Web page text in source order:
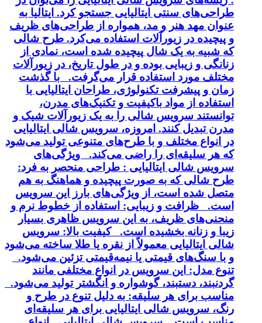
طراحی‌های سنتی ایتالیایی جستجو کرد. ایتالیا به
عنوان مهد هنر و مد، همواره از طراحی‌های ظریف
و پیچیده در زیورآلات استفاده می‌کرد. طرح شالی
که شبیه به یک شال پیچیده شده است، نمادی از
زنانگی و زیبایی بوده و در طول تاریخ، در زیورآلات
مختلف مورد استفاده قرار می‌گرفت. با گذشت
زمان و پیشرفت تکنولوژی، طراحان ایتالیایی با
استفاده از مواد باکیفیت و تکنیک‌های مدرن،
توانستند سرویس شالی را به یک زیورآلات شیک و
مدرن تبدیل کنند. امروزه، سرویس شالی ایتالیایی
در انواع مختلف و با طرح‌های متنوعی تولید می‌شود
که هر سلیقه‌ای را راضی می‌کند. ویژگی‌های
سرویس شالی ایتالیایی : طراحی منحصر به فرد:
طرح شالی که به صورت پیچیده و هماهنگ به هم
متصل شده است، از ویژگی‌های بارز این سرویس
است. ظرافت و زیبایی: استفاده از خطوط نرم و
منحنی‌های ظریف، به این سرویس ظاهری بسیار
زیبا و زنانه بخشیده است. کیفیت بالا: سرویس
شالی ایتالیایی معمولاً از نقره یا طلا ساخته می‌شود
و با سنگ‌های قیمتی یا نیمه‌قیمتی تزئین می‌شود.
تنوع مدل: این سرویس در انواع مختلفی مانند
گردنبند، دستبند، گوشواره و انگشتر تولید می‌شود.
مناسب برای هر سلیقه: به دلیل تنوع در طرح و
رنگ، سرویس شالی ایتالیایی برای هر سلیقه‌ای